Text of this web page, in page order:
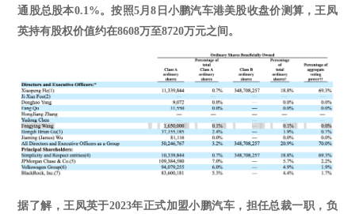
通股总股本0.1%。按照5月8日小鹏汽车港美股收盘价测算，王凤
英持有股权价值约在8608万至8720万元之间。
据了解，王凤英于2023年正式加盟小鹏汽车，担任总裁一职，负